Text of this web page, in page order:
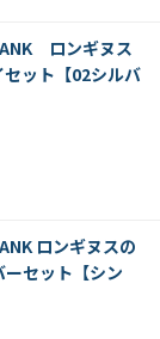
ロンギヌス
ット【02シルバ
ロンギヌスの
セット【シン